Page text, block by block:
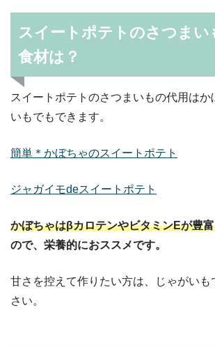
スイートポテトのさつま
食材は？
スイートポテトのさつまいもの代用は
いもでもできます。
簡単＊かぼちゃのスイートポテト
ジャガイモdeスイートポテト
かぼちゃはβカロテンやビタミンEが豊
ので、栄養的におススメです。
甘さを控えて作りたい方は、じゃがいも
さい。